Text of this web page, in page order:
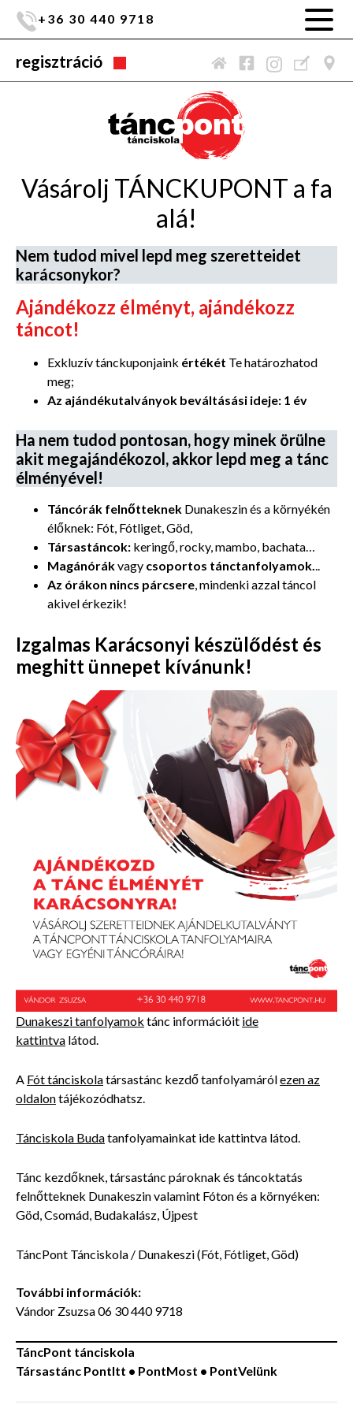
+36 30 440 9718
regisztráció
Vásárolj TÁNCKUPONT a fa
alá!
Nem tudod mivel lepd meg szeretteidet
karácsonykor?
Ajándékozz élményt, ajándékozz
táncot!
Exkluzív tánckuponjaink értékét Te határozhatod
meg;
Az ajándékutalványok beváltásási ideje: 1 év
Ha nem tudod pontosan, hogy minek örülne
akit megajándékozol, akkor lepd meg a tánc
élményével!
Táncórák felnőtteknek Dunakeszin és a környékén
élőknek: Fót, Fótliget, Göd,
Társastáncok: keringő, rocky, mambo, bachata…
Magánórákvagy csoportos tánctanfolyamok...
Az órákon nincs párcsere, mindenki azzal táncol
akivel érkezik!
Izgalmas Karácsonyi készülődést és
meghitt ünnepet kívánunk!
Dunakeszi tanfolyamok tánc információit ide
kattintva látod.
A Fót tánciskolatársastánc kezdő tanfolyamárólezen az
oldalontájékozódhatsz.
Tánciskola Budatanfolyamainkat ide kattintva látod.
Tánc kezdőknek, társastánc pároknak és táncoktatás
felnőtteknek Dunakeszin valamint Fóton és a környéken:
Göd, Csomád, Budakalász, Újpest
TáncPont Tánciskola / Dunakeszi (Fót, Fótliget, Göd)
További információk:
Vándor Zsuzsa 06 30 440 9718
TáncPont tánciskola
Társastánc PontItt • PontMost • PontVelünk